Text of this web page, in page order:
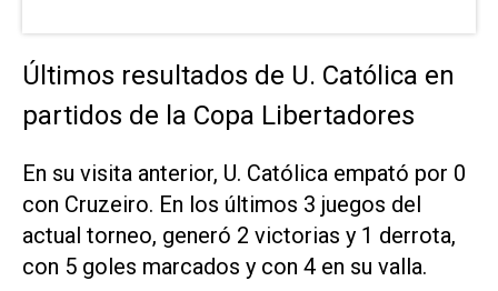
Últimos resultados de U. Católica en
partidos de la Copa Libertadores
En su visita anterior, U. Católica empató por 0
con Cruzeiro. En los últimos 3 juegos del
actual torneo, generó 2 victorias y 1 derrota,
con 5 goles marcados y con 4 en su valla.